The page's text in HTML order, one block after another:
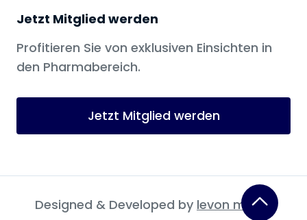
Jetzt Mitglied werden
Profitieren Sie von exklusiven Einsichten in
den Pharmabereich.
Jetzt Mitglied werden
Designed & Developed by levon media